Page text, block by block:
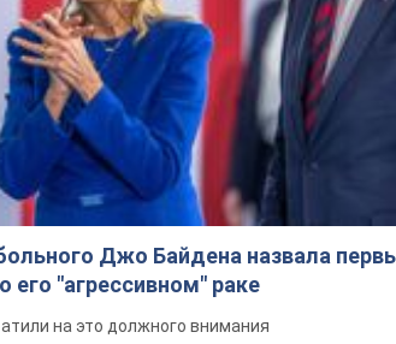
Джо Байдена назвала
его "агрессивном" раке
на это должного внимания